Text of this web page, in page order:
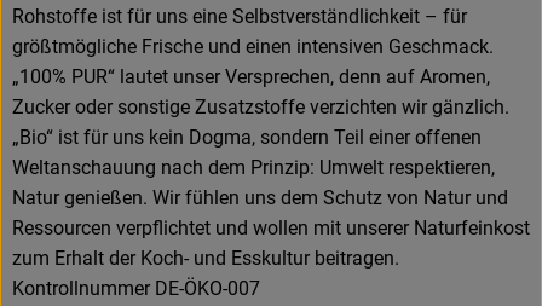
Rohstoffe ist für uns eine Selbstverständlichkeit – für
größtmögliche Frische und einen intensiven Geschmack.
„100% PUR“ lautet unser Versprechen, denn auf Aromen,
Zucker oder sonstige Zusatzstoffe verzichten wir gänzlich.
„Bio“ ist für uns kein Dogma, sondern Teil einer offenen
Weltanschauung nach dem Prinzip: Umwelt respektieren,
Natur genießen. Wir fühlen uns dem Schutz von Natur und
Ressourcen verpflichtet und wollen mit unserer Naturfeinkost
zum Erhalt der Koch- und Esskultur beitragen.
Kontrollnummer DE-ÖKO-007